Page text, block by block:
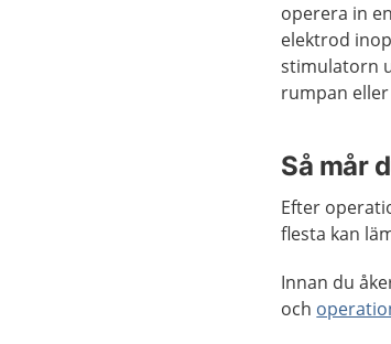
operera in
elektrod
stimulatorn
rumpan eller
Så mår
Efter
flesta kan
Innan du
och